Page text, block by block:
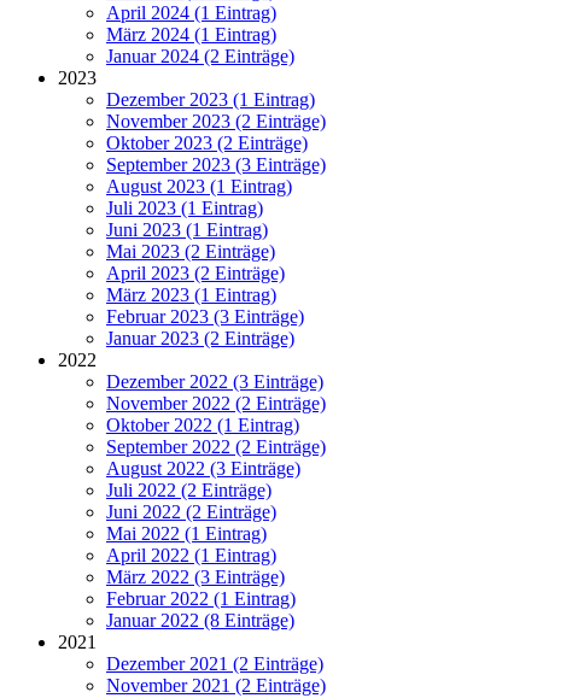
April 2024 (1 Eintrag)
März 2024 (1 Eintrag)
Januar 2024 (2 Einträge)
2023
Dezember 2023 (1 Eintrag)
November 2023 (2 Einträge)
Oktober 2023 (2 Einträge)
September 2023 (3 Einträge)
August 2023 (1 Eintrag)
Juli 2023 (1 Eintrag)
Juni 2023 (1 Eintrag)
Mai 2023 (2 Einträge)
April 2023 (2 Einträge)
März 2023 (1 Eintrag)
Februar 2023 (3 Einträge)
Januar 2023 (2 Einträge)
2022
Dezember 2022 (3 Einträge)
November 2022 (2 Einträge)
Oktober 2022 (1 Eintrag)
September 2022 (2 Einträge)
August 2022 (3 Einträge)
Juli 2022 (2 Einträge)
Juni 2022 (2 Einträge)
Mai 2022 (1 Eintrag)
April 2022 (1 Eintrag)
März 2022 (3 Einträge)
Februar 2022 (1 Eintrag)
Januar 2022 (8 Einträge)
2021
Dezember 2021 (2 Einträge)
November 2021 (2 Einträge)